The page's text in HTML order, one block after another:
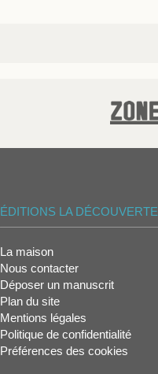
ÉDITIONS LA DÉCOUVERTE
La maison
Nous contacter
Déposer un manuscrit
Plan du site
Mentions légales
Politique de confidentialité
Préférences des cookies